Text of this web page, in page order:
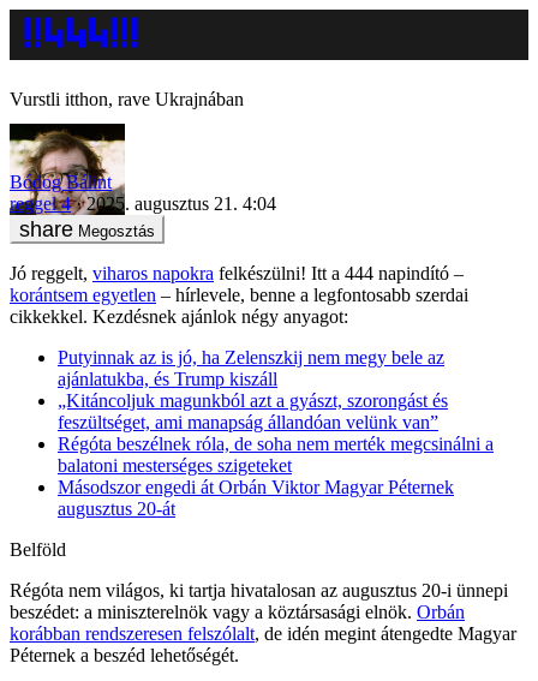
Vurstli itthon, rave Ukrajnában
Bódog Bálint
reggel 4
2025. augusztus 21. 4:04
Megosztás
Jó reggelt, viharos napokra felkészülni! Itt a 444 napindító –
korántsem egyetlen – hírlevele, benne a legfontosabb szerdai
cikkekkel. Kezdésnek ajánlok négy anyagot:
Putyinnak az is jó, ha Zelenszkij nem megy bele az
ajánlatukba, és Trump kiszáll
„Kitáncoljuk magunkból azt a gyászt, szorongást és
feszültséget, ami manapság állandóan velünk van”
Régóta beszélnek róla, de soha nem merték megcsinálni a
balatoni mesterséges szigeteket
Másodszor engedi át Orbán Viktor Magyar Péternek
augusztus 20-át
Belföld
Régóta nem világos, ki tartja hivatalosan az augusztus 20-i ünnepi
beszédet: a miniszterelnök vagy a köztársasági elnök. Orbán
korábban rendszeresen felszólalt, de idén megint átengedte Magyar
Péternek a beszéd lehetőségét.